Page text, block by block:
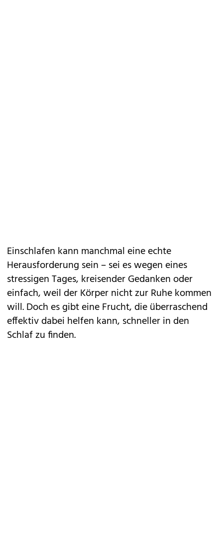
Einschlafen kann manchmal eine echte
Herausforderung sein – sei es wegen eines
stressigen Tages, kreisender Gedanken oder
einfach, weil der Körper nicht zur Ruhe kommen
will. Doch es gibt eine Frucht, die überraschend
effektiv dabei helfen kann, schneller in den
Schlaf zu finden.